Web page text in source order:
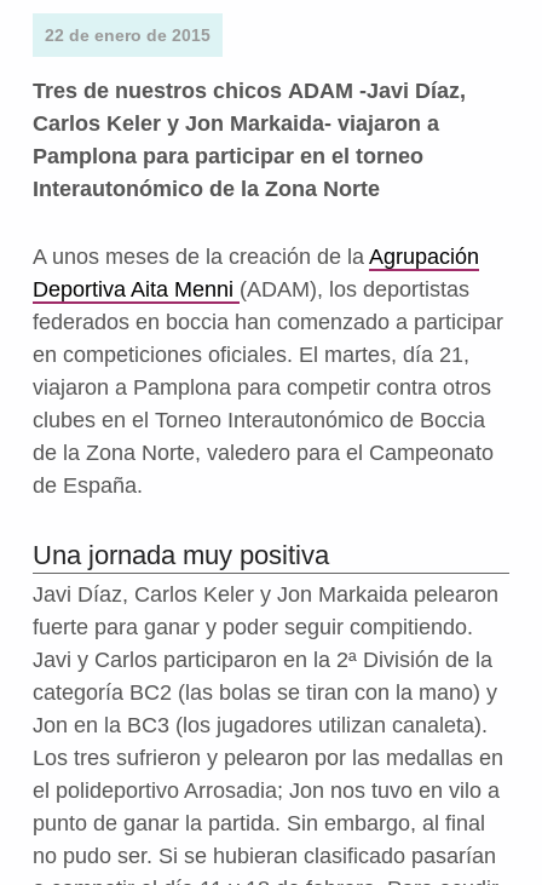
22 de enero de 2015
Tres de nuestros chicos ADAM -Javi Díaz,
Carlos Keler y Jon Markaida- viajaron a
Pamplona para participar en el torneo
Interautonómico de la Zona Norte
A unos meses de la creación de la Agrupación
Deportiva Aita Menni (ADAM), los deportistas
federados en boccia han comenzado a participar
en competiciones oficiales. El martes, día 21,
viajaron a Pamplona para competir contra otros
clubes en el Torneo Interautonómico de Boccia
de la Zona Norte, valedero para el Campeonato
de España.
Una jornada muy positiva
Javi Díaz, Carlos Keler y Jon Markaida pelearon
fuerte para ganar y poder seguir compitiendo.
Javi y Carlos participaron en la 2ª División de la
categoría BC2 (las bolas se tiran con la mano) y
Jon en la BC3 (los jugadores utilizan canaleta).
Los tres sufrieron y pelearon por las medallas en
el polideportivo Arrosadia; Jon nos tuvo en vilo a
punto de ganar la partida. Sin embargo, al final
no pudo ser. Si se hubieran clasificado pasarían